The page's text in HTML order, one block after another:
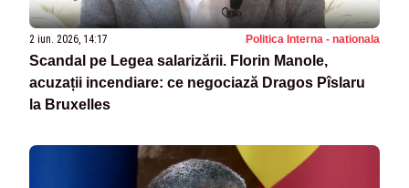
2 iun. 2026, 14:17 Politica Interna - nationala
Scandal pe Legea salarizării. Florin Manole,
acuzații incendiare: ce negociază Dragos Pîslaru
la Bruxelles